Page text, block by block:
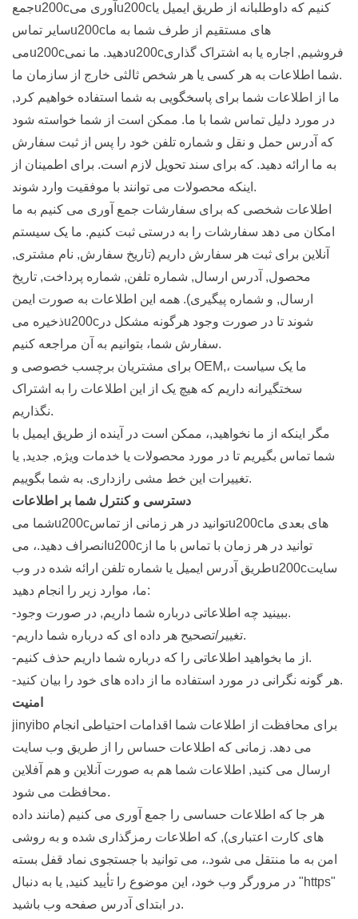
جمعu200cآوری میu200cکنیم که داوطلبانه از طریق ایمیل یا
سایر تماسu200cهای مستقیم از طرف شما به ما
میu200cدهید. ما نمیu200cفروشیم, اجاره یا به اشتراک گذاری
شما اطلاعات به هر کسی یا هر شخص ثالثی خارج از سازمان ما.
ما از اطلاعات شما برای پاسخگویی به شما استفاده خواهیم کرد,
در مورد دلیل تماس شما با ما. ممکن است از شما خواسته شود
که آدرس حمل و نقل و شماره تلفن خود را پس از ثبت سفارش
به ما ارائه دهید. که برای سند تحویل لازم است. برای اطمینان از
اینکه محصولات می توانند با موفقیت وارد شوند.
اطلاعات شخصی که برای سفارشات جمع آوری می کنیم به ما
امکان می دهد سفارشات را به درستی ثبت کنیم. ما یک سیستم
آنلاین برای ثبت هر سفارش داریم (تاریخ سفارش, نام مشتری,
محصول, آدرس ارسال, شماره تلفن, شماره پرداخت, تاریخ
ارسال, و شماره پیگیری). همه این اطلاعات به صورت ایمن
ذخیره میu200cشوند تا در صورت وجود هرگونه مشکل در
سفارش شما، بتوانیم به آن مراجعه کنیم.
برای مشتریان برچسب خصوصی و OEM,، ما یک سیاست
سختگیرانه داریم که هیچ یک از این اطلاعات را به اشتراک
نگذاریم.
مگر اینکه از ما نخواهید,، ممکن است در آینده از طریق ایمیل با
شما تماس بگیریم تا در مورد محصولات یا خدمات ویژه, جدید, یا
تغییرات این خط مشی رازداری. به شما بگوییم.
دسترسی و کنترل شما بر اطلاعات
شما میu200cتوانید در هر زمانی از تماسu200cهای بعدی ما
انصراف دهید.، میu200cتوانید در هر زمان با تماس با ما از
طریق آدرس ایمیل یا شماره تلفن ارائه شده در وبu200cسایت
ما، موارد زیر را انجام دهید:
-ببینید چه اطلاعاتی درباره شما داریم, در صورت وجود.
-تغییر/تصحیح هر داده ای که درباره شما داریم.
-از ما بخواهید اطلاعاتی را که درباره شما داریم حذف کنیم.
-هر گونه نگرانی در مورد استفاده ما از داده های خود را بیان کنید.
امنیت
jinyibo برای محافظت از اطلاعات شما اقدامات احتیاطی انجام
می دهد. زمانی که اطلاعات حساس را از طریق وب سایت
ارسال می کنید, اطلاعات شما هم به صورت آنلاین و هم آفلاین
محافظت می شود.
هر جا که اطلاعات حساسی را جمع آوری می کنیم (مانند داده
های کارت اعتباری), که اطلاعات رمزگذاری شده و به روشی
امن به ما منتقل می شود.، می توانید با جستجوی نماد قفل بسته
در مرورگر وب خود، این موضوع را تأیید کنید, یا به دنبال "https"
در ابتدای آدرس صفحه وب باشید.